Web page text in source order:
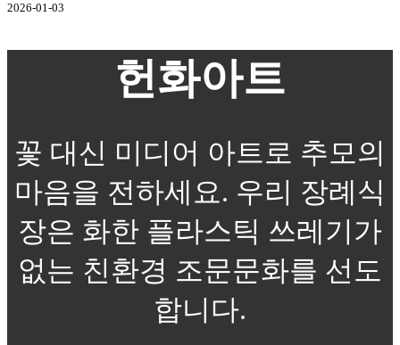
2026-01-03
헌화아트
꽃 대신 미디어 아트로 추모의
마음을 전하세요. 우리 장례식
장은 화한 플라스틱 쓰레기가
없는 친환경 조문문화를 선도
합니다.